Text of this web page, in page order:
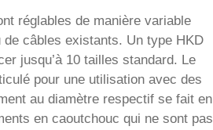
réglables de manière variable
câbles existants. Un type HKD
jusqu’à 10 tailles standard. Le
pour une utilisation avec des
au diamètre respectif se fait en
en caoutchouc qui ne sont pas